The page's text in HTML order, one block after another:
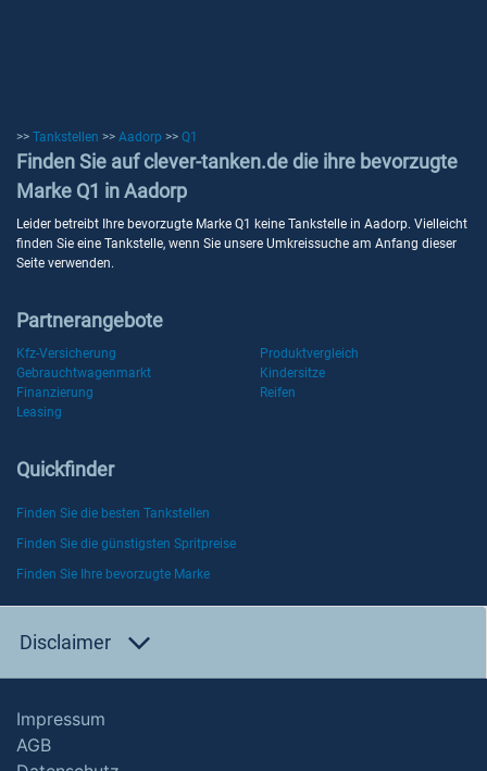
>> Tankstellen >> Aadorp >> Q1
Finden Sie auf clever-tanken.de die ihre bevorzugte
Marke Q1 in Aadorp
Leider betreibt Ihre bevorzugte Marke Q1 keine Tankstelle in Aadorp. Vielleicht
finden Sie eine Tankstelle, wenn Sie unsere Umkreissuche am Anfang dieser
Seite verwenden.
Partnerangebote
Kfz-Versicherung
Produktvergleich
Gebrauchtwagenmarkt
Kindersitze
Finanzierung
Reifen
Leasing
Quickfinder
Finden Sie die besten Tankstellen
Finden Sie die günstigsten Spritpreise
Finden Sie Ihre bevorzugte Marke
Disclaimer
Impressum
AGB